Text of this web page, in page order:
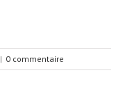
| 0 commentaire